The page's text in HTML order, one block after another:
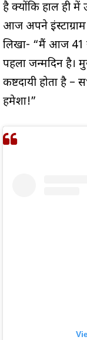
है क्योंकि हाल ही में
आज अपने
लिखा- “मैं आज 41
पहला जन्मदिन है।
कष्टदायी होता है –
हमेशा!”